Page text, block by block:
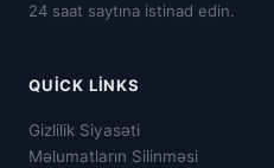
24 saat saytına istinad edin.
QUICK LINKS
Gizlilik Siyasəti
Məlumatların Silinməsi